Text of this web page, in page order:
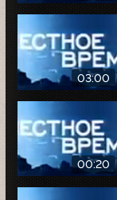
03:00
00:20